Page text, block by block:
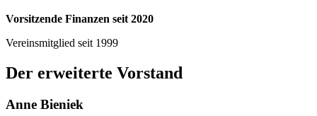
Vorsitzende Finanzen seit 2020
Vereinsmitglied seit 1999
Der erweiterte Vorstand
Anne Bieniek